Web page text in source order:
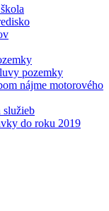
pozemky
nájme motorového
služieb
do roku 2019